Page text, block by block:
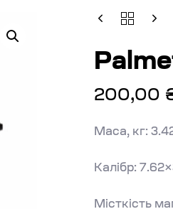
200,00
Маса, кг:
Калібр:
Місткість